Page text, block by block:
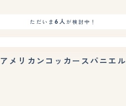
ただいま 6人が検討中！
アメリカンコッカースパニエル